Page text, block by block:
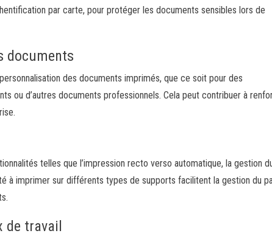
par carte, pour protéger les documents sensibles lors de
documents
des documents imprimés, que ce soit pour des
ou d’autres documents professionnels. Cela peut contribuer à
telles que l’impression recto verso automatique, la gestion
à imprimer sur différents types de supports facilitent la gestion du
travail